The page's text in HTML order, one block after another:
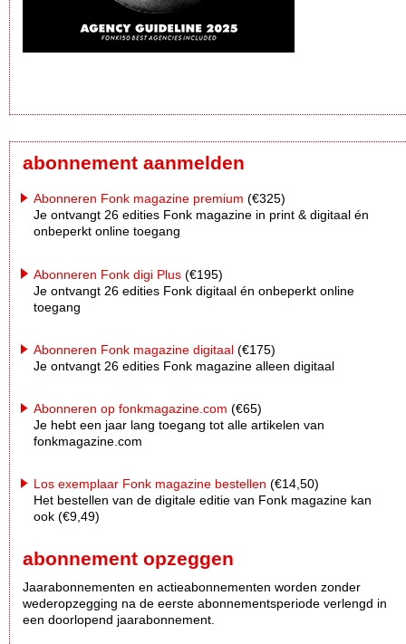
abonnement aanmelden
Abonneren Fonk magazine premium (€325)
Je ontvangt 26 edities Fonk magazine in print & digitaal én
onbeperkt online toegang
Abonneren Fonk digi Plus (€195)
Je ontvangt 26 edities Fonk digitaal én onbeperkt online
toegang
Abonneren Fonk magazine digitaal (€175)
Je ontvangt 26 edities Fonk magazine alleen digitaal
Abonneren op fonkmagazine.com (€65)
Je hebt een jaar lang toegang tot alle artikelen van
fonkmagazine.com
Los exemplaar Fonk magazine bestellen (€14,50)
Het bestellen van de digitale editie van Fonk magazine kan
ook (€9,49)
abonnement opzeggen
Jaarabonnementen en actieabonnementen worden zonder
wederopzegging na de eerste abonnementsperiode verlengd in
een doorlopend jaarabonnement.